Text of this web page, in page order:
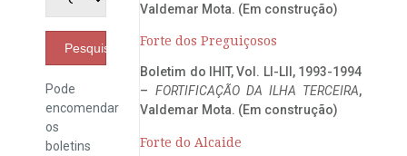
Pesquisar
Pode
encomendar
os
boletins
Valdemar Mota. (Em construção)
Forte dos Preguiçosos
Boletim do IHIT, Vol. LI-LII, 1993-1994
– FORTIFICAÇÃO DA ILHA TERCEIRA,
Valdemar Mota. (Em construção)
Forte do Alcaide